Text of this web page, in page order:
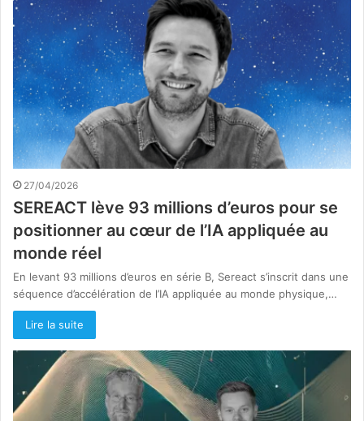
27/04/2026
SEREACT lève 93 millions d’euros pour se
positionner au cœur de l’IA appliquée au
monde réel
En levant 93 millions d’euros en série B, Sereact s’inscrit dans une
séquence d’accélération de l’IA appliquée au monde physique,…
Lire la suite